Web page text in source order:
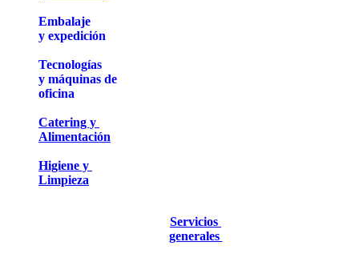
Embalaje
y expedición
Tecnologías
y máquinas de
oficina
Catering y
Alimentación
Higiene y
Limpieza
Servicios
generales